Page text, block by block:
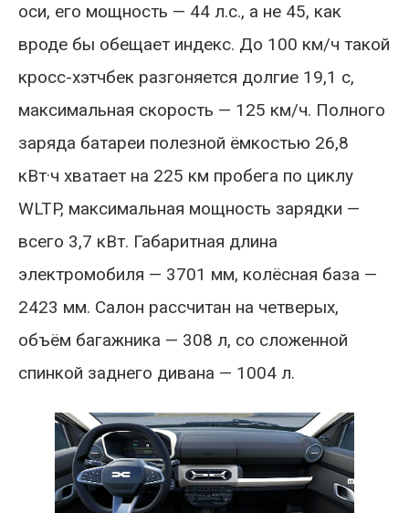
оси, его мощность — 44 л.с., а не 45, как
вроде бы обещает индекс. До 100 км/ч такой
кросс-хэтчбек разгоняется долгие 19,1 с,
максимальная скорость — 125 км/ч. Полного
заряда батареи полезной ёмкостью 26,8
кВт·ч хватает на 225 км пробега по циклу
WLTP, максимальная мощность зарядки —
всего 3,7 кВт. Габаритная длина
электромобиля — 3701 мм, колёсная база —
2423 мм. Салон рассчитан на четверых,
объём багажника — 308 л, со сложенной
спинкой заднего дивана — 1004 л.